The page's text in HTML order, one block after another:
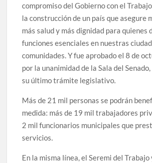
compromiso del Gobierno con el
la construcción de un país que asegure
más salud y más dignidad para quienes
funciones esenciales en nuestras
comunidades. Y fue aprobado el 8 de
por la unanimidad de la Sala del
su último trámite legislativo.
Más de 21 mil personas se podrán
medida: más de 19 mil trabajadores
2 mil funcionarios municipales que
servicios.
En la misma línea, el Seremi del